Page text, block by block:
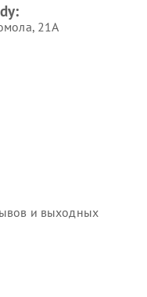
21А
и выходных